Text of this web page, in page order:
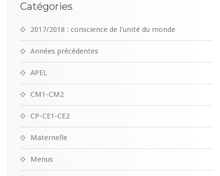
Catégories
2017/2018 : conscience de l'unité du monde
Années précédentes
APEL
CM1-CM2
CP-CE1-CE2
Maternelle
Menus